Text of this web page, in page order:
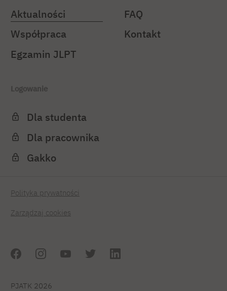
Aktualności
Współpraca
Egzamin JLPT
FAQ
Kontakt
Logowanie
Dla studenta
Dla pracownika
Gakko
Polityka prywatności
Zarządzaj cookies
PJATK 2026